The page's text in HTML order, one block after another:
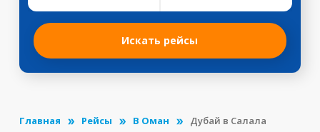
Искать рейсы
Главная Рейсы В Оман Дубай в Салала